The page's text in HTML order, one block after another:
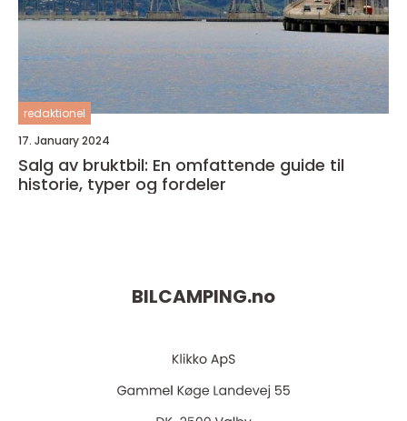
redaktionel
17. January 2024
Salg av bruktbil: En omfattende guide til
historie, typer og fordeler
BILCAMPING.no